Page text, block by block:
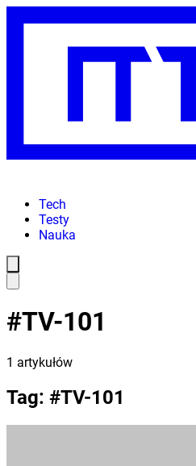
Tech
Testy
Nauka
#TV-101
1 artykułów
Tag: #TV-101